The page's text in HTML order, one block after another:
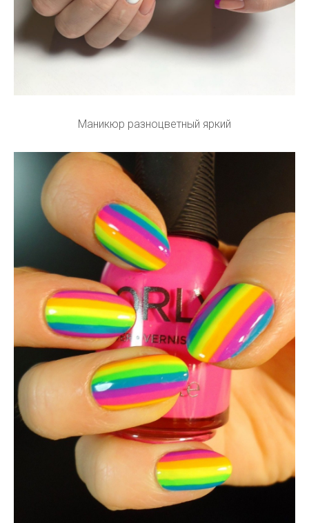
Маникюр разноцветный яркий